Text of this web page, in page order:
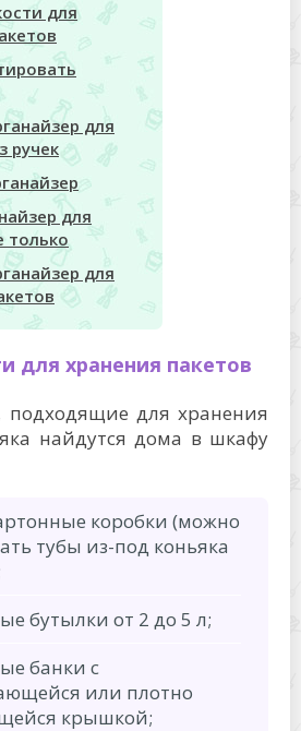
для
для
ручек
для
только
для
для хранения пакетов
подходящие для хранения
найдутся дома в шкафу
коробки (можно
тубы из-под коньяка
бутылки от 2 до 5 л;
банки с
или плотно
крышкой;